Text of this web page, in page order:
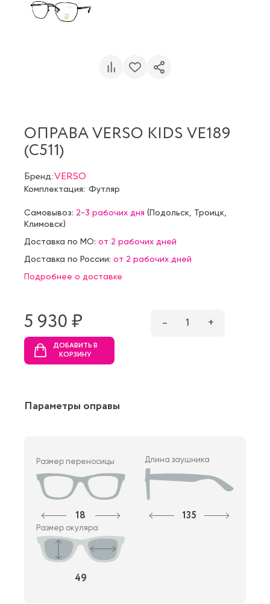
ОПРАВА VERSO KIDS VE189
(C511)
Бренд:VERSO
Комплектация: Футляр
Самовывоз: 2-3 рабочих дня (Подольск Троицк
Климовск)
Доставка по МО: от 2 рабочих дней
Доставка по России: от 2 рабочих дней
Подробнее о доставке
5 930 ₷ – 1 +
ДОБАВИТЬ В
КОРЗИНУ
Параметры оправы
Размер переносицы
18
Длина заушника
135
Размер окуляра
49